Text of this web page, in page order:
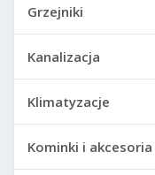
Grzejniki
Kanalizacja
Klimatyzacje
Kominki i akcesoria